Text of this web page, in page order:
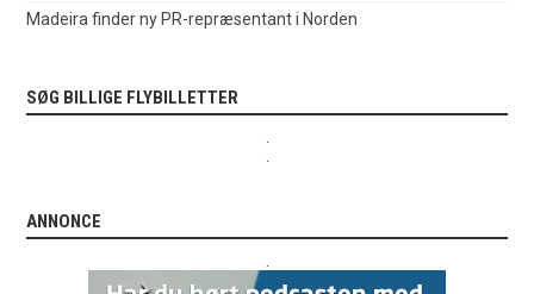
Madeira finder ny PR-repræsentant i Norden
SØG BILLIGE FLYBILLETTER
ANNONCE